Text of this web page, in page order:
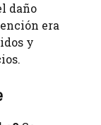
daño
era
y